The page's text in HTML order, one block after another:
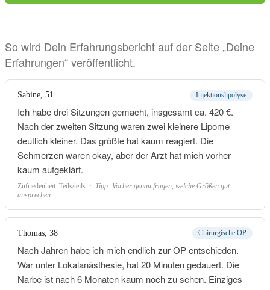
So wird Dein Erfahrungsbericht auf der Seite „Deine
Erfahrungen“ veröffentlicht.
Sabine, 51 Injektionslipolyse
Ich habe drei Sitzungen gemacht, insgesamt ca. 420 €.
Nach der zweiten Sitzung waren zwei kleinere Lipome
deutlich kleiner. Das größte hat kaum reagiert. Die
Schmerzen waren okay, aber der Arzt hat mich vorher
kaum aufgeklärt.
Zufriedenheit: Teils/teils · Tipp: Vorher genau fragen, welche Größen gut
ansprechen.
Thomas, 38 Chirurgische OP
Nach Jahren habe ich mich endlich zur OP entschieden.
War unter Lokalanästhesie, hat 20 Minuten gedauert. Die
Narbe ist nach 6 Monaten kaum noch zu sehen. Einziges